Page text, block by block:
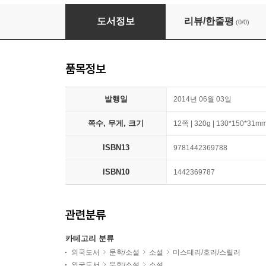
Mr. Mercedes
도서정보 리뷰/한줄평 (0/0)
품목정보
발행일 2014년 06월 03일
쪽수, 무게, 크기 12쪽 | 320g |
ISBN13 9781442369788
ISBN10 1442369787
관련분류
카테고리 분류
외국도서 문학/소설 소설
미스테리/호러/스릴러